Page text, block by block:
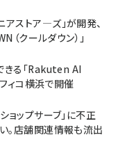
ストア―ズ」が開発、
（クールダウン）」
きる「Rakuten AI
ィコ横浜で開催
ョップサーブ」に不正
。店舗関連情報も流出